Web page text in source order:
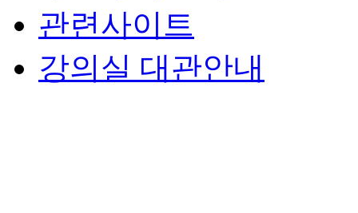
관련사이트
강의실 대관안내